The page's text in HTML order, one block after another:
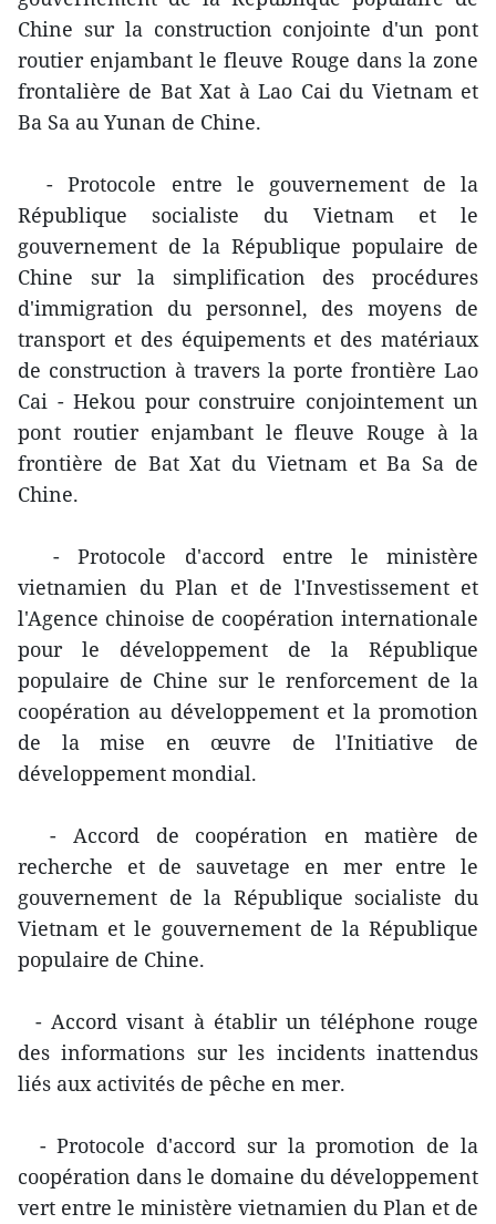
Chine sur la construction conjointe d'un pont
routier enjambant le fleuve Rouge dans la zone
frontalière de Bat Xat à Lao Cai du Vietnam et
Ba Sa au Yunan de Chine.
- Protocole entre le gouvernement de la
République socialiste du Vietnam et le
gouvernement de la République populaire de
Chine sur la simplification des procédures
d'immigration du personnel, des moyens de
transport et des équipements et des matériaux
de construction à travers la porte frontière Lao
Cai - Hekou pour construire conjointement un
pont routier enjambant le fleuve Rouge à la
frontière de Bat Xat du Vietnam et Ba Sa de
Chine.
- Protocole d'accord entre le ministère
vietnamien du Plan et de l'Investissement et
l'Agence chinoise de coopération internationale
pour le développement de la République
populaire de Chine sur le renforcement de la
coopération au développement et la promotion
de la mise en œuvre de l'Initiative de
développement mondial.
- Accord de coopération en matière de
recherche et de sauvetage en mer entre le
gouvernement de la République socialiste du
Vietnam et le gouvernement de la République
populaire de Chine.
- Accord visant à établir un téléphone rouge
des informations sur les incidents inattendus
liés aux activités de pêche en mer.
- Protocole d'accord sur la promotion de la
coopération dans le domaine du développement
vert entre le ministère vietnamien du Plan et de